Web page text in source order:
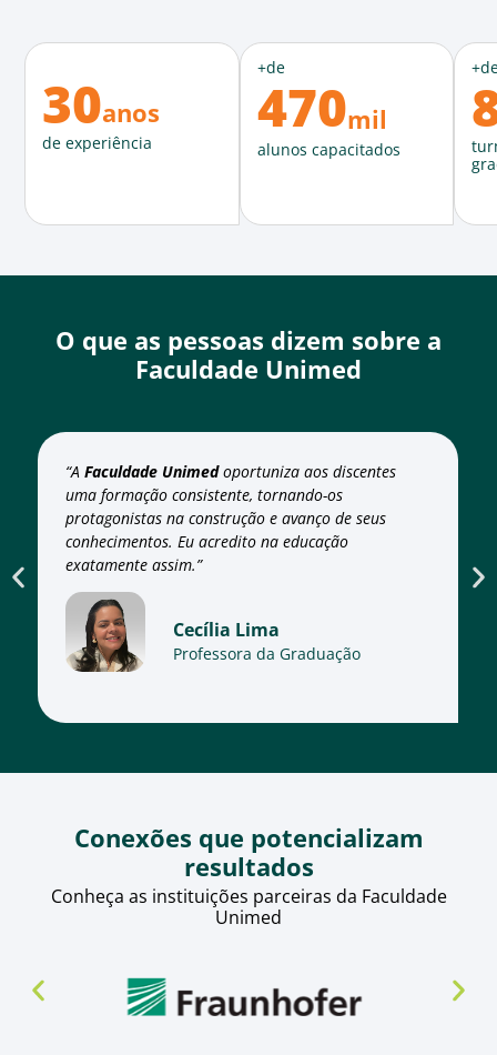
30anos
de experiência
+de
470mil
alunos capacitados
O que as pessoas dizem sobre a
Faculdade Unimed
“AFaculdade Unimedoportuniza aos discentes
uma formação consistente, tornando-os
protagonistas na construção e avanço de seus
conhecimentos. Eu acredito na educação
exatamente assim.”
Cecília Lima
Professora da Graduação
Conexões que potencializam
resultados
Conheça as instituições parceiras da Faculdade
Unimed